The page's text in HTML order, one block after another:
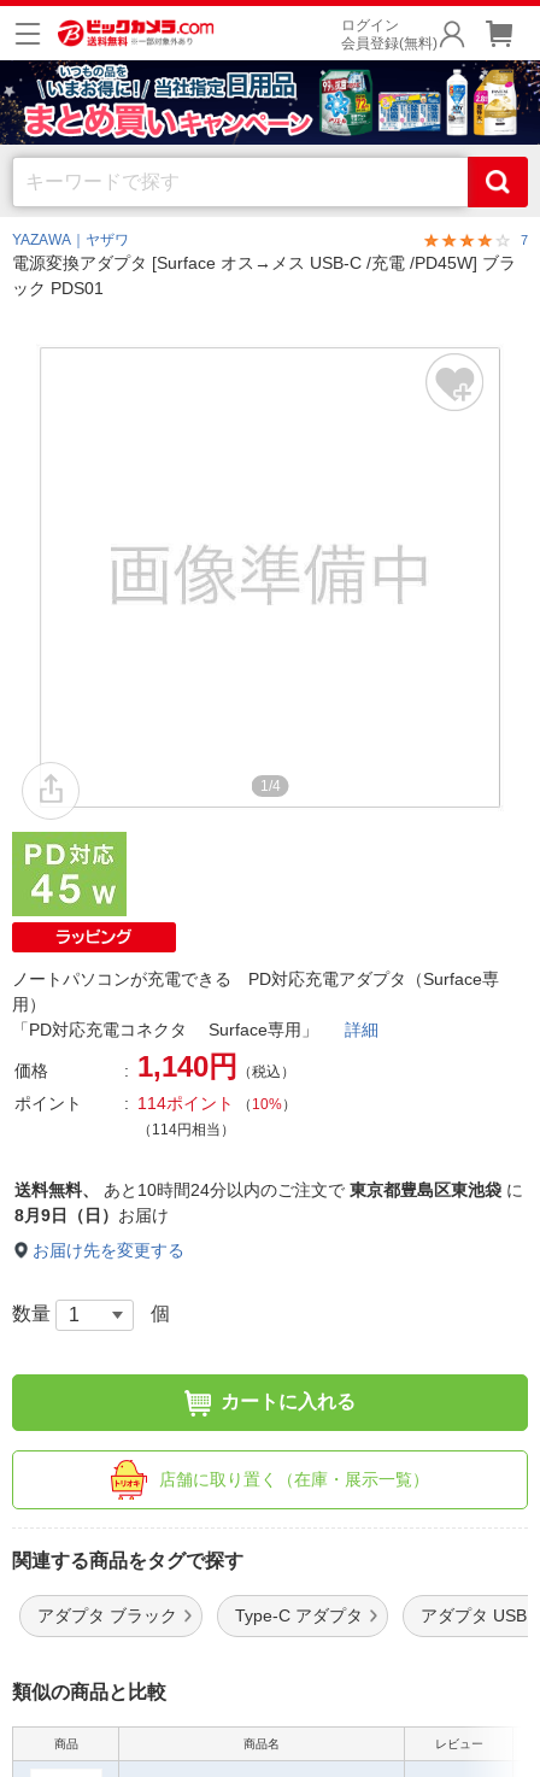
ログイン
会員登録(無料)
YAZAWA｜ヤザワ 7
電源変換アダプタ [Surface オス→メス USB-C /充電 /PD45W] ブラ
ック PDS01
1/4
ノートパソコンが充電できる PD対応充電アダプタ（Surface専
用）
「PD対応充電コネクタ Surface専用」 詳細
価格 1,140円 （税込）
ポイント 114ポイント （ 10%）
（114円相当）
送料無料、 あと 10時間24分以内のご注文で 東京都豊島区東池袋 に
8月9日（日） お届け
お届け先を変更する
数量 個
カートに入れる
店舗に取り置く（在庫・展示一覧）
関連する商品をタグで探す
アダプタ ブラック Type-C アダプタ アダプタ USB
類似の商品と比較
商品 商品名 レビュー